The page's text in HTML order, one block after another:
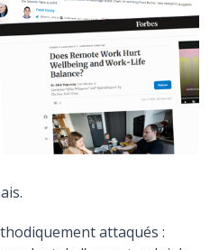
attaqués :